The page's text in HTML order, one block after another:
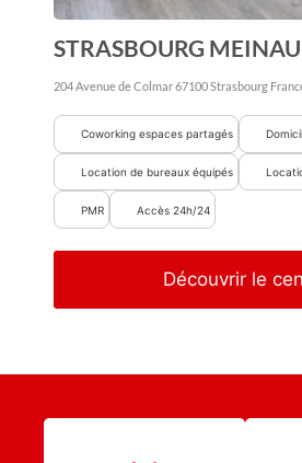
STRASBOURG MEINAU
204 Avenue de Colmar67100Strasbourg
Coworking espaces partagés
Location de bureaux équipés
PMR Accès 24h/24
Découvrir le